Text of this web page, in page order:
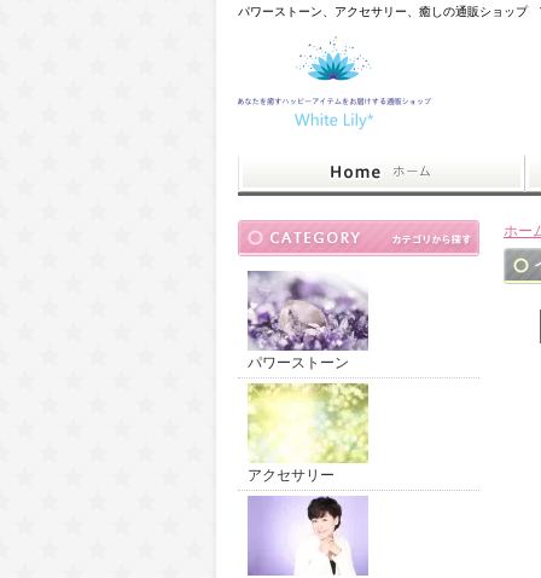
パワーストーン、アクセサリー、癒しの通販ショップ
パワーストーン
アクセサリー
ホー